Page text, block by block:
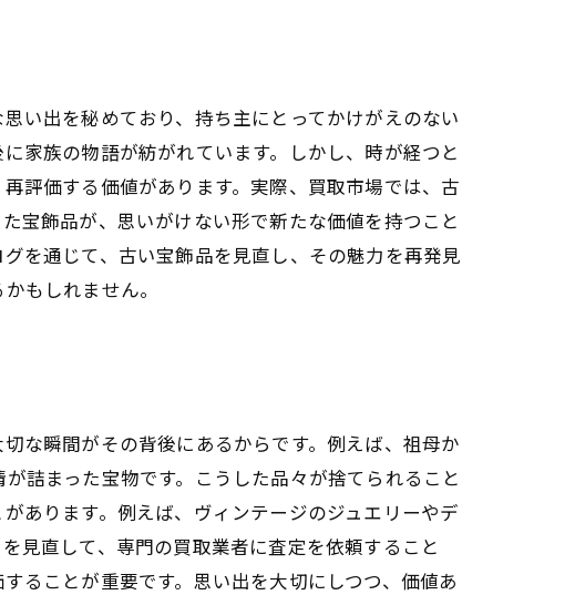
法
い出を秘めており、持ち主にとってかけがえのない
家族の物語が紡がれています。しかし、時が経つと
評価する価値があります。実際、買取市場では、古
宝飾品が、思いがけない形で新たな価値を持つこと
を通じて、古い宝飾品を見直し、その魅力を再発見
もしれません。
な瞬間がその背後にあるからです。例えば、祖母か
詰まった宝物です。こうした品々が捨てられること
あります。例えば、ヴィンテージのジュエリーやデ
見直して、専門の買取業者に査定を依頼すること
ることが重要です。思い出を大切にしつつ、価値あ